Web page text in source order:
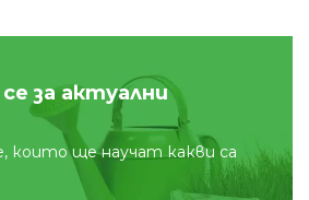
за актуални
които ще научат какви са